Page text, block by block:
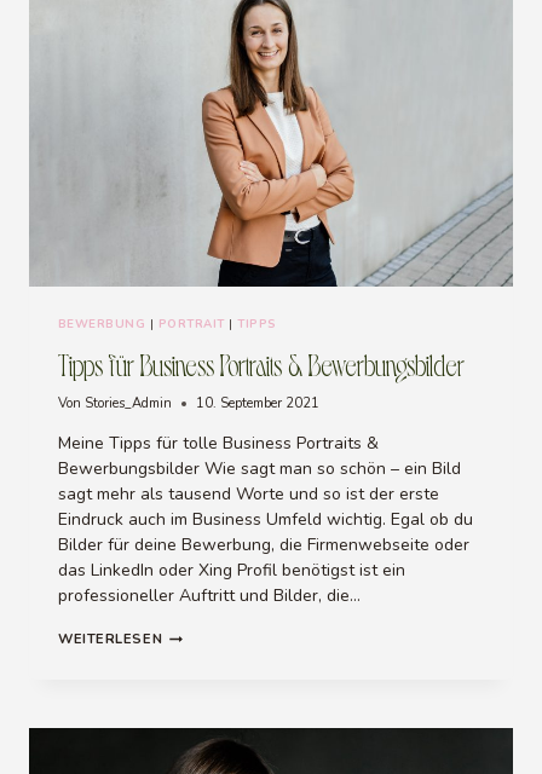
BEWERBUNG | PORTRAIT |TIPPS
Tipps für Business Portraits & Bewerbungsbilder
Von Stories_Admin 10. September 2021
Meine Tipps für tolle Business Portraits &
Bewerbungsbilder Wie sagt man so schön – ein Bild
sagt mehr als tausend Worte und so ist der erste
Eindruck auch im Business Umfeld wichtig. Egal ob du
Bilder für deine Bewerbung, die Firmenwebseite oder
das LinkedIn oder Xing Profil benötigst ist ein
professioneller Auftritt und Bilder, die…
WEITERLESENTIPPS
BEWERBUNGSBILDER